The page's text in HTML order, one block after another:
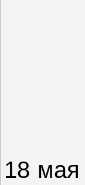
18 мая